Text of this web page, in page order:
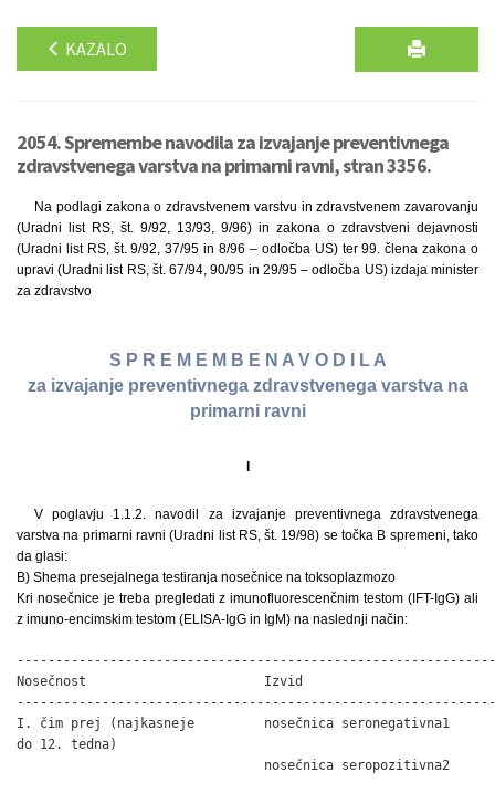
KAZALO
2054. Spremembe navodila za izvajanje preventivnega
zdravstvenega varstva na primarni ravni, stran 3356.
Na podlagi zakona o zdravstvenem varstvu in zdravstvenem zavarovanju
(Uradni list RS, št. 9/92, 13/93, 9/96) in zakona o zdravstveni dejavnosti
(Uradni list RS, št. 9/92, 37/95 in 8/96 – odločba US) ter 99. člena zakona o
upravi (Uradni list RS, št. 67/94, 90/95 in 29/95 – odločba US) izdaja minister
za zdravstvo
S P R E M E M B E N A V O D I L A
za izvajanje preventivnega zdravstvenega varstva na
primarni ravni
I
V poglavju 1.1.2. navodil za izvajanje preventivnega zdravstvenega
varstva na primarni ravni (Uradni list RS, št. 19/98) se točka B spremeni, tako
da glasi:
B) Shema presejalnega testiranja nosečnice na toksoplazmozo
Kri nosečnice je treba pregledati z imunofluorescenčnim testom (IFT-IgG) ali
z imuno-encimskim testom (ELISA-IgG in IgM) na naslednji način:
Nosečnost                       Izvid
I. čim prej (najkasneje         nosečnica seronegativna1
do 12. tedna)
nosečnica seropozitivna2